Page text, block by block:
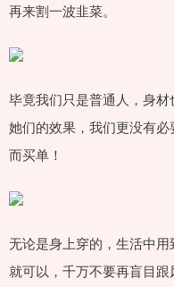
再来割一波韭菜。
毕竟我们只是普通人，身
她们的效果，我们更没有
而买单！
无论是身上穿的，生活中
就可以，千万不要再盲目跟